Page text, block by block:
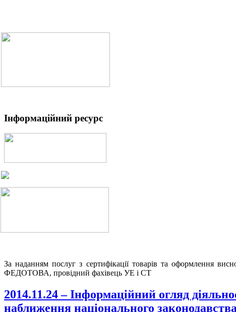
Інформаційний ресурс
За наданням послуг з сертифікації товарів та оформлення
ФЕДОТОВА, провідний фахівець УЕ і СТ
2014.11.24 – Інформаційний огляд
наближення національного